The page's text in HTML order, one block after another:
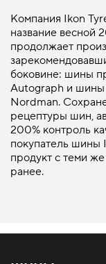
Компания Ikon
название весной
продолжает
боковине: шины
Autograph и шины
Nordman.
рецептуры шин,
200% контроль
покупатель шины
продукт с теми
ранее.